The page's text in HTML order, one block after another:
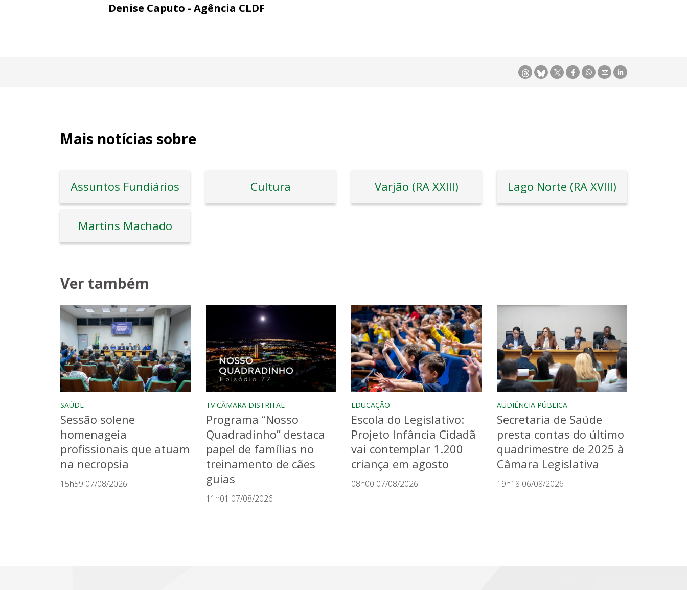
Denise Caputo - Agência CLDF
Mais notícias sobre
Assuntos Fundiários Cultura Varjão (RA XXIII) Lago Norte (RA XVIII)
Martins Machado
Ver também
SAÚDE
Sessão solene
homenageia
profissionais que atuam
na necropsia
15h59 07/08/2026
TV CÂMARA DISTRITAL
Programa “Nosso
Quadradinho” destaca
papel de famílias no
treinamento de cães
guias
11h01 07/08/2026
EDUCAÇÃO
Escola do Legislativo:
Projeto Infância Cidadã
vai contemplar 1.200
criança em agosto
08h00 07/08/2026
AUDIÊNCIA PÚBLICA
Secretaria de Saúde
presta contas do último
quadrimestre de 2025 à
Câmara Legislativa
19h18 06/08/2026